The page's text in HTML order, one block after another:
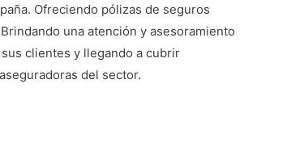
Ofreciendo pólizas de seguros
una atención y asesoramiento
clientes y llegando a cubrir
del sector.